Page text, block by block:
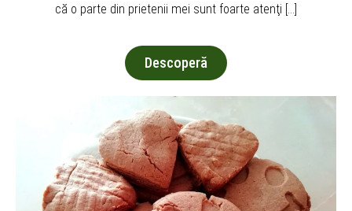
că o parte din prietenii mei sunt foarte atenţi […]
Descoperă